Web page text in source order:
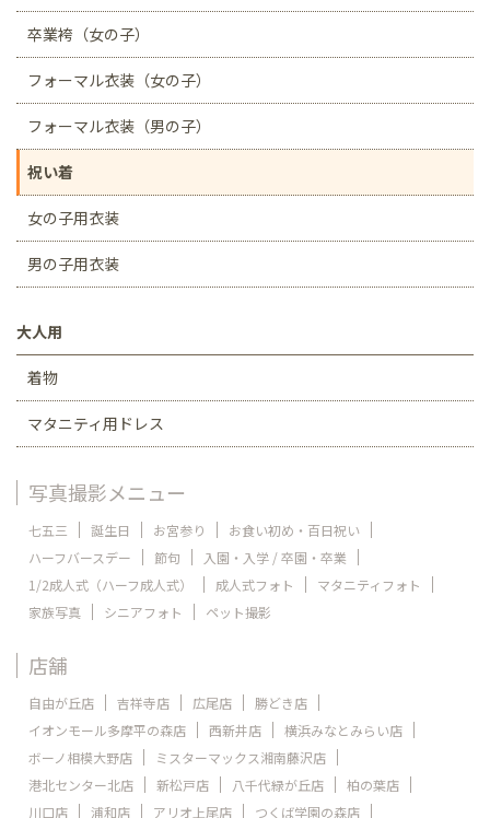
卒業袴（女の子）
フォーマル衣装（女の子）
フォーマル衣装（男の子）
祝い着
女の子用衣装
男の子用衣装
大人用
着物
マタニティ用ドレス
写真撮影メニュー
七五三 誕生日 お宮参り
お食い初め・百日祝い
ハーフバースデー
節句
入園・入学 / 卒園・卒業
1/2成人式（ハーフ成人式）
成人式フォト
マタニティフォト
家族写真
シニアフォト ペット撮影
店舗
自由が丘店 吉祥寺店 広尾店
勝どき店
イオンモール多摩平の森店
西新井店
横浜みなとみらい店
ボーノ相模大野店
ミスターマックス湘南藤沢店
港北センター北店
新松戸店 八千代緑が丘店
柏の葉店
川口店
浦和店 アリオ上尾店
つくば学園の森店